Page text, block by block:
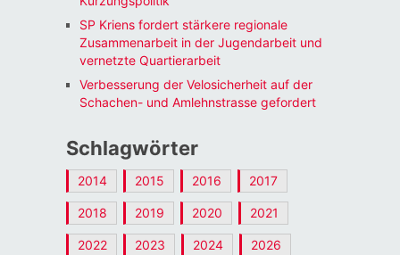
SP Kriens fordert stärkere regionale
Zusammenarbeit in der Jugendarbeit und
vernetzte Quartierarbeit
Verbesserung der Velosicherheit auf der
Schachen- und Amlehnstrasse gefordert
Schlagwörter
2014 2015 2016 2017
2018 2019 2020 2021
2022 2023 2024 2026